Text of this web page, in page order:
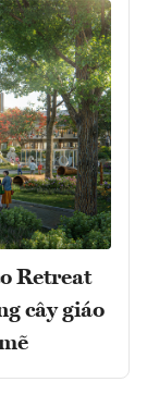
Retreat
cây giáo